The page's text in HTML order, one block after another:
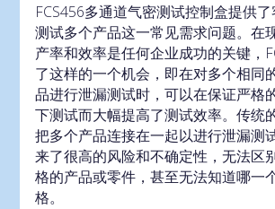
FCS456多通道气密测试控制盒提供
测试多个产品这一常见需求问题。在
产率和效率是任何企业成功的关键，
了这样的一个机会，即在对多个相同
品进行泄漏测试时，可以在保证严格
下测试而大幅提高了测试效率。传统
把多个产品连接在一起以进行泄漏测
来了很高的风险和不确定性，无法区
格的产品或零件，甚至无法知道哪一
格。